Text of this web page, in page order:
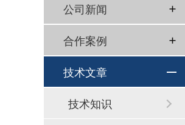
公司新闻
合作案例
技术文章
技术知识